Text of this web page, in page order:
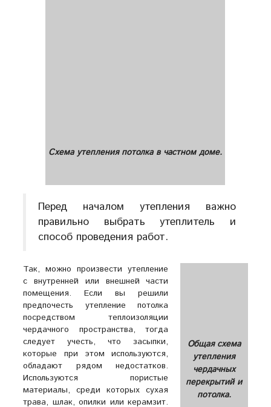
Схема утепления потолка в частном доме.
Перед началом утепления важно
правильно выбрать утеплитель и
способ проведения работ.
Общая схема
утепления
чердачных
перекрытий и
потолка.
Так, можно произвести утепление
с внутренней или внешней части
помещения. Если вы решили
предпочесть утепление потолка
посредством теплоизоляции
чердачного пространства, тогда
следует учесть, что засыпки,
которые при этом используются,
обладают рядом недостатков.
Используются пористые
материалы, среди которых сухая
трава, шлак, опилки или керамзит.